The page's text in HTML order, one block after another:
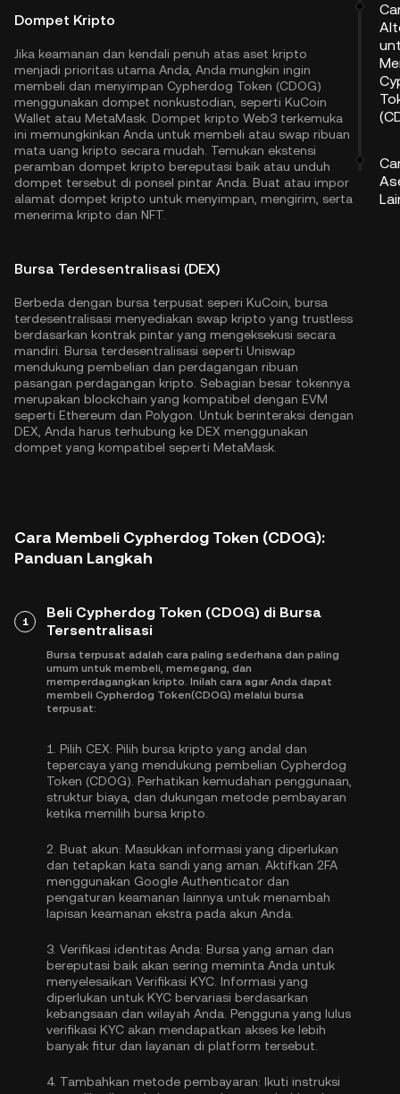
Dompet Kripto
Jika keamanan dan kendali penuh atas aset kripto
menjadi prioritas utama Anda, Anda mungkin ingin
membeli dan menyimpan Cypherdog Token (CDOG)
menggunakan dompet nonkustodian, seperti KuCoin
Wallet atau MetaMask. Dompet kripto Web3 terkemuka
ini memungkinkan Anda untuk membeli atau swap ribuan
mata uang kripto secara mudah. Temukan ekstensi
peramban dompet kripto bereputasi baik atau unduh
dompet tersebut di ponsel pintar Anda. Buat atau impor
alamat dompet kripto untuk menyimpan, mengirim, serta
menerima kripto dan NFT.
Bursa Terdesentralisasi (DEX)
Berbeda dengan bursa terpusat seperi KuCoin, bursa
terdesentralisasi menyediakan swap kripto yang trustless
berdasarkan kontrak pintar yang mengeksekusi secara
mandiri. Bursa terdesentralisasi seperti Uniswap
mendukung pembelian dan perdagangan ribuan
pasangan perdagangan kripto. Sebagian besar tokennya
merupakan blockchain yang kompatibel dengan EVM
seperti Ethereum dan Polygon . Untuk berinteraksi dengan
DEX, Anda harus terhubung ke DEX menggunakan
dompet yang kompatibel seperti MetaMask.
Cara Membeli Cypherdog Token (CDOG):
Panduan Langkah
1
Beli Cypherdog Token (CDOG) di Bursa
Tersentralisasi
Bursa terpusat adalah cara paling sederhana dan paling
umum untuk membeli, memegang, dan
memperdagangkan kripto. Inilah cara agar Anda dapat
membeli Cypherdog Token(CDOG) melalui bursa
terpusat:
1. Pilih CEX: Pilih bursa kripto yang andal dan
tepercaya yang mendukung pembelian Cypherdog
Token (CDOG). Perhatikan kemudahan penggunaan,
struktur biaya, dan dukungan metode pembayaran
ketika memilih bursa kripto.
2. Buat akun: Masukkan informasi yang diperlukan
dan tetapkan kata sandi yang aman. Aktifkan 2FA
menggunakan Google Authenticator dan
pengaturan keamanan lainnya untuk menambah
lapisan keamanan ekstra pada akun Anda.
3. Verifikasi identitas Anda: Bursa yang aman dan
bereputasi baik akan sering meminta Anda untuk
menyelesaikan Verifikasi KYC . Informasi yang
diperlukan untuk KYC bervariasi berdasarkan
kebangsaan dan wilayah Anda. Pengguna yang lulus
verifikasi KYC akan mendapatkan akses ke lebih
banyak fitur dan layanan di platform tersebut.
4. Tambahkan metode pembayaran: Ikuti instruksi